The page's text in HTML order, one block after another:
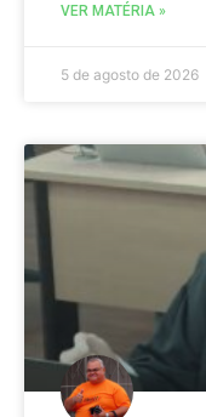
VER MATÉRIA »
5 de agosto de 2026